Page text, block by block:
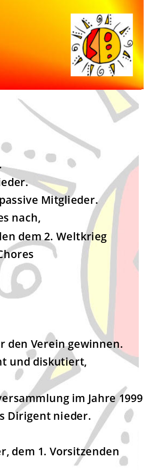
Mitglieder.
nach,
dem 2. Weltkrieg
den Verein gewinnen.
und diskutiert,
im Jahre 1999
Dirigent nieder.
dem 1. Vorsitzenden